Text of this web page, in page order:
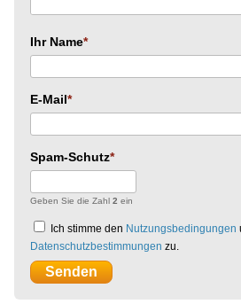
Ihr Name
E-Mail
Spam-Schutz
Geben Sie die Zahl 2 ein
Ich stimme den Nutzungsbedingungen
Datenschutzbestimmungen zu.